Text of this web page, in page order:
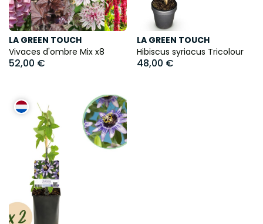
LA GREEN TOUCH
Vivaces d'ombre Mix x8
52,00 €
LA GREEN TOUCH
Hibiscus syriacus Tricolour
48,00 €